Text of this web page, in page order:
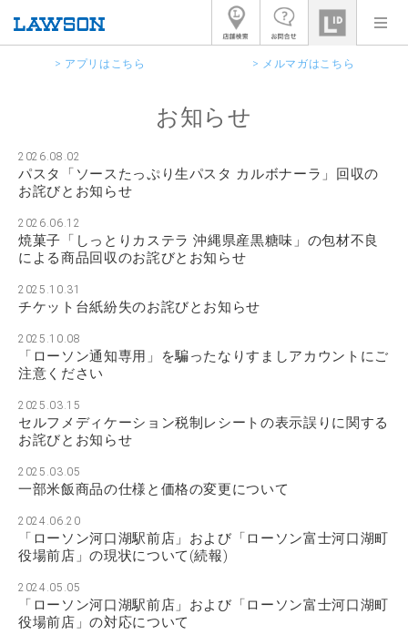
> アプリはこちら > メルマガはこちら
お知らせ
2026.08.02
パスタ「ソースたっぷり生パスタ カルボナーラ」回収の
お詫びとお知らせ
2026.06.12
焼菓子「しっとりカステラ 沖縄県産黒糖味」の包材不良
による商品回収のお詫びとお知らせ
2025.10.31
チケット台紙紛失のお詫びとお知らせ
2025.10.08
「ローソン通知専用」を騙ったなりすましアカウントにご
注意ください
2025.03.15
セルフメディケーション税制レシートの表示誤りに関する
お詫びとお知らせ
2025.03.05
一部米飯商品の仕様と価格の変更について
2024.06.20
「ローソン河口湖駅前店」および「ローソン富士河口湖町
役場前店」の現状について(続報)
2024.05.05
「ローソン河口湖駅前店」および「ローソン富士河口湖町
役場前店」の対応について